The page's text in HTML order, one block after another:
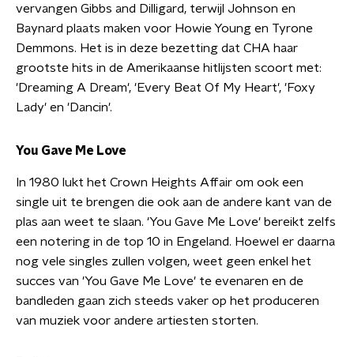
vervangen Gibbs and Dilligard, terwijl Johnson en
Baynard plaats maken voor Howie Young en Tyrone
Demmons. Het is in deze bezetting dat CHA haar
grootste hits in de Amerikaanse hitlijsten scoort met:
'Dreaming A Dream', 'Every Beat Of My Heart', 'Foxy
Lady' en 'Dancin'.
You Gave Me Love
In 1980 lukt het Crown Heights Affair om ook een
single uit te brengen die ook aan de andere kant van de
plas aan weet te slaan. 'You Gave Me Love' bereikt zelfs
een notering in de top 10 in Engeland. Hoewel er daarna
nog vele singles zullen volgen, weet geen enkel het
succes van 'You Gave Me Love' te evenaren en de
bandleden gaan zich steeds vaker op het produceren
van muziek voor andere artiesten storten.